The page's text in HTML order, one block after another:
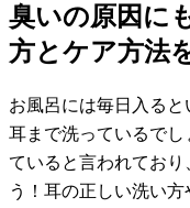
臭いの原因に
方とケア方法
お風呂には毎日入る
耳まで洗っているで
ていると言われてお
う！耳の正しい洗い